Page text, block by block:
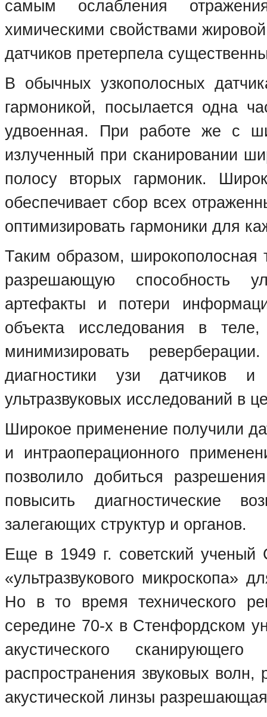
самым ослабления
химическими свойствами
датчиков претерпела
В обычных узкополосных
гармоникой, посылается одна
удвоенная. При работе же с
излученный при сканировании
полосу вторых гармоник.
обеспечивает сбор всех
оптимизировать гармоники для
Таким образом, широкополосная
разрешающую способность
артефакты и потери
объекта исследования в
минимизировать
диагностики узи датчиков
ультразвуковых исследований в
Широкое применение получили
и интраоперационного
позволило добиться
повысить диагностические
залегающих структур и органов.
Еще в 1949 г. советский ученый
«ультразвукового микроскопа»
Но в то время технического
середине 70-х в Стенфордском
акустического
распространения звуковых
акустической линзы